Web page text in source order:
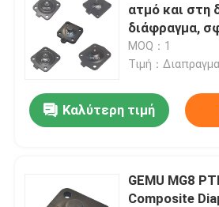
Πνευματικά εξαρτήματα
Η βαλβίδα σόλενοειδούς
ατμό και στη
διάφραγμα,
αντιγήρανσης
ασηπτικούς
MOQ：1
Τιμή：
Καλύτερη τιμή
GEMU MG8
Composite